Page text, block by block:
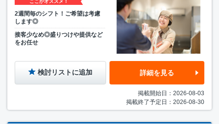
ここがオススメ！
2週間毎のシフト！ご希望は考慮
します◎
接客少なめ◎盛りつけや提供など
をお任せ
検討リストに追加 詳細を見る
掲載開始日：2026-08-03
掲載終了予定日：2026-08-30